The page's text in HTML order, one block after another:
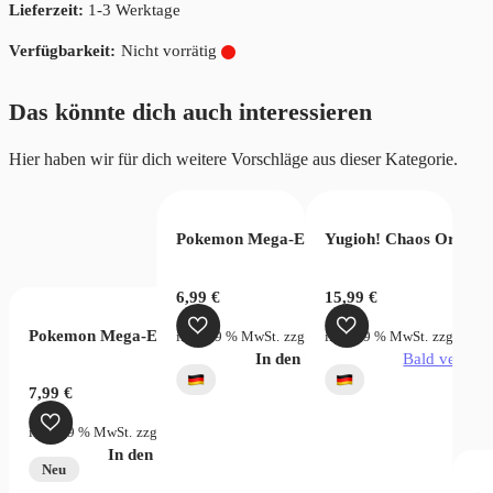
Lieferzeit: 1-3 Werktage
Nicht vorrätig
Das könnte dich auch interessieren
Hier haben wir für dich weitere Vorschläge aus dieser Kategorie.
Card Game – Fusion World Rivals Clash FB06
Pokemon Mega-Evolution Pitch Black Sleeved Booster
7,99€
inkl. 19 % MwSt. zzgl.
In den Warenkorb
Neu
Pokemon Mega-Entwicklung Dunkelnacht
6,99€
inkl. 19 % MwSt. zzgl. Versandkosten
In den Warenkorb
Yugioh! Chaos
15,99 €
inkl. 19 % MwSt. zzgl.
Bald